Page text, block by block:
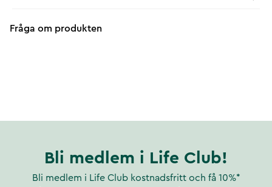
Fråga om produkten
Bli medlem i Life Club!
Bli medlem i Life Club kostnadsfritt och få 10%*